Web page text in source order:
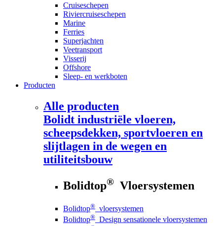
Cruiseschepen
Riviercruiseschepen
Marine
Ferries
Superjachten
Veetransport
Visserij
Offshore
Sleep- en werkboten
Producten
Alle producten
Bolidt industriële vloeren,
scheepsdekken, sportvloeren en
slijtlagen in de wegen en
utiliteitsbouw
Bolidtop® Vloersystemen
Bolidtop® vloersystemen
Bolidtop® Design sensationele vloersystemen